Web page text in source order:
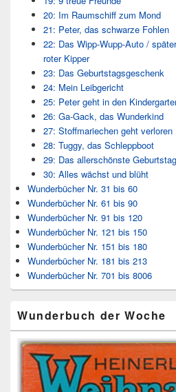
20: Im Raumschiff zum Mond
21: Peter, das schwarze Fohlen
22: Das Wipp-Wupp-Auto /
roter Kipper
23: Das Geburtstagsgeschenk
24: Mein Leibgericht
25: Peter geht in den
26: Ga-Gack, das Wunderkind
27: Stoffmariechen geht verloren
28: Tuggy, das Schleppboot
29: Das allerschönste
30: Alles wächst und blüht
Wunderbücher Nr. 31 bis 60
Wunderbücher Nr. 61 bis 90
Wunderbücher Nr. 91 bis 120
Wunderbücher Nr. 121 bis 150
Wunderbücher Nr. 151 bis 180
Wunderbücher Nr. 181 bis 213
Wunderbücher Nr. 701 bis 8006
Wunderbuch der Woche